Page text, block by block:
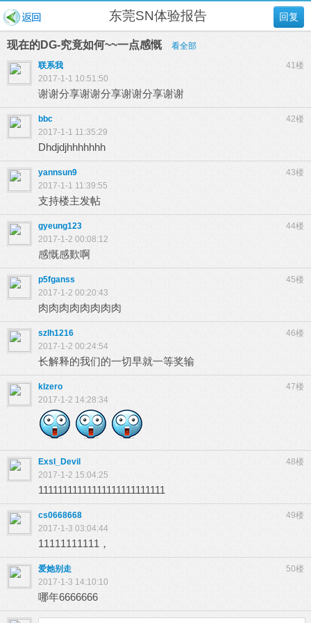
回复
东莞SN体验报告
现在的DG-究竟如何~~一点感慨
看全部
41楼
联系我
2017-1-1 10:51:50
谢谢分享谢谢分享谢谢分享谢谢
42楼
bbc
2017-1-1 11:35:29
Dhdjdjhhhhhhh
43楼
yannsun9
2017-1-1 11:39:55
支持楼主发帖
44楼
gyeung123
2017-1-2 00:08:12
感慨感歎啊
45楼
p5fganss
2017-1-2 00:20:43
肉肉肉肉肉肉肉肉
46楼
szlh1216
2017-1-2 00:24:54
长解释的我们的一切早就一等奖输
47楼
klzero
2017-1-2 14:28:34
48楼
Exsl_Devil
2017-1-2 15:04:25
11111111111111111111111111
49楼
cs0668668
2017-1-3 03:04:44
11111111111，
50楼
爱她别走
2017-1-3 14:10:10
哪年6666666